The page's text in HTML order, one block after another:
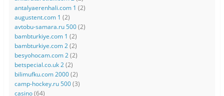
antalyaerenhali.com 1 (2)
augustent.com 1 (2)
avtobu-samara.ru 500(2)
bambturkiye.com 1 (2)
bambturkiye.com 2(2)
besyohocam.com 2(2)
betspecial.co.uk 2(2)
bilimufku.com 2000(2)
camp-hockey.ru 500(3)
casino(64)